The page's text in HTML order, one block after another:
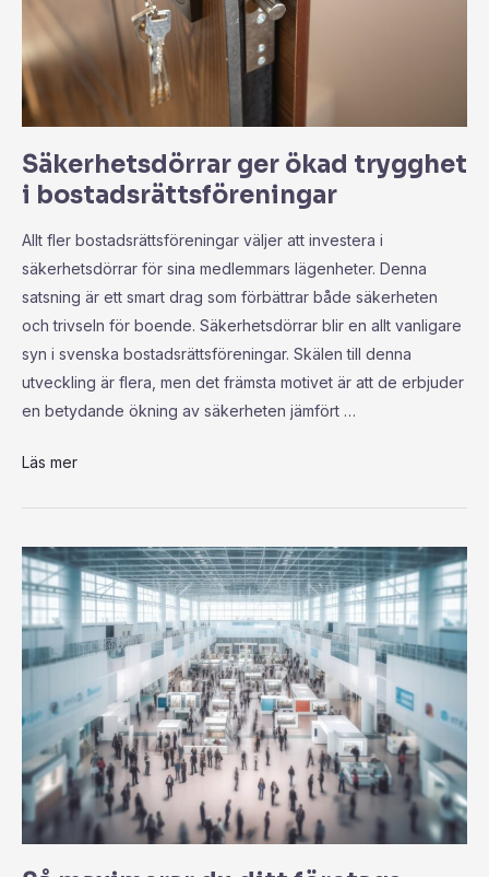
Säkerhetsdörrar ger ökad trygghet
i bostadsrättsföreningar
Allt fler bostadsrättsföreningar väljer att investera i
säkerhetsdörrar för sina medlemmars lägenheter. Denna
satsning är ett smart drag som förbättrar både säkerheten
och trivseln för boende. Säkerhetsdörrar blir en allt vanligare
syn i svenska bostadsrättsföreningar. Skälen till denna
utveckling är flera, men det främsta motivet är att de erbjuder
en betydande ökning av säkerheten jämfört …
Läs mer